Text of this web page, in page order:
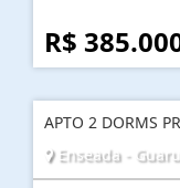
R$
APTO 2 DORMS
Enseada -